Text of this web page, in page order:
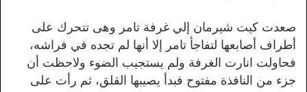
صعدت كيت شيرمان إلي غرفة تامر وهى تتحرك على
أطراف أصابعها لتفاجأ تامر إلا أنها لم تجده في فراشه،
فحاولت انارت الغرفة ولم يستجيب الضوء ولاحظت أن
جزء من النافذة مفتوح فبدأ يصيبها القلق، ثم رأت على